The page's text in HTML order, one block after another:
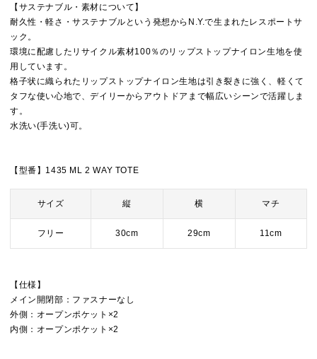
【サステナブル・素材について】
耐久性・軽さ・サステナブルという発想からN.Y.で生まれたレスポートサ
ック。
環境に配慮したリサイクル素材100％のリップストップナイロン生地を使
用しています。
格子状に織られたリップストップナイロン生地は引き裂きに強く、軽くて
タフな使い心地で、デイリーからアウトドアまで幅広いシーンで活躍しま
す。
水洗い(手洗い)可。
【型番】1435 ML 2 WAY TOTE
サイズ 縦 横 マチ
フリー 30cm 29cm 11cm
【仕様】
メイン開閉部：ファスナーなし
外側：オープンポケット×2
内側：オープンポケット×2